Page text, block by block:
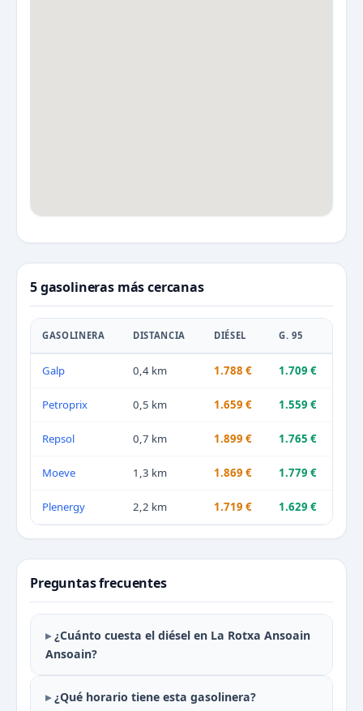
5 gasolineras más cercanas
GASOLINERA DISTANCIA DIÉSEL G. 95
Galp 0,4 km 1.788 € 1.709 €
Petroprix 0,5 km 1.659 € 1.559 €
Repsol 0,7 km 1.899 € 1.765 €
Moeve 1,3 km 1.869 € 1.779 €
Plenergy 2,2 km 1.719 € 1.629 €
Preguntas frecuentes
¿Cuánto cuesta el diésel en La Rotxa Ansoain
Ansoain?
¿Qué horario tiene esta gasolinera?